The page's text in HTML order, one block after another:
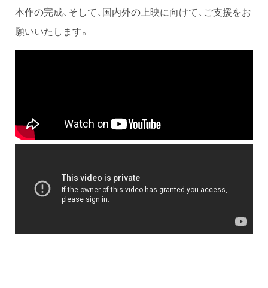
本作の完成、そして、国内外の上映に向けて、ご支援をお
願いいたします。